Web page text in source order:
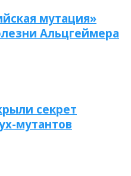
мутация»
Альцгеймера
секрет
мутантов